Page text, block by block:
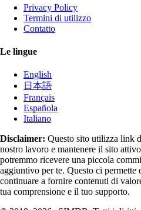
Privacy Policy
Termini di utilizzo
Contatto
Le lingue
English
日本語
Français
Española
Italiano
Disclaimer: Questo sito utilizza link
nostro lavoro e mantenere il sito
potremmo ricevere una piccola
aggiuntivo per te. Questo ci permette
continuare a fornire contenuti di
tua comprensione e il tuo supporto.